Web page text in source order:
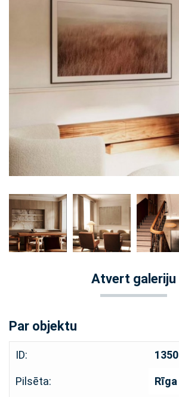
Atvert galeriju
Par objektu
ID: 1350
Pilsēta: Rīga